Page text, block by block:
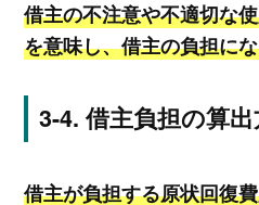
借主の不注意や不適切な
を意味し、借主の負担に
借主負担の算
借主が負担する原状回復